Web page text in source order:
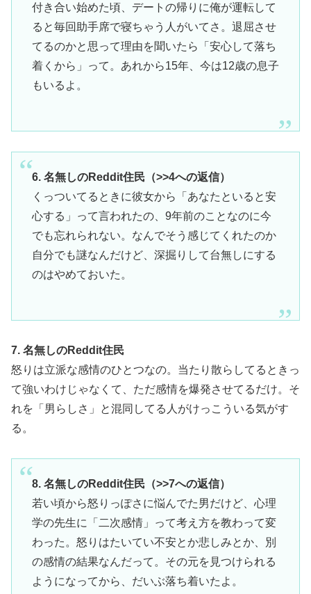
付き合い始めた頃、デートの帰りに俺が運転して
ると毎回助手席で寝ちゃう人がいてさ。退屈させ
てるのかと思って理由を聞いたら「安心して落ち
着くから」って。あれから15年、今は12歳の息子
もいるよ。
6. 名無しのReddit住民（>>4への返信）
くっついてるときに彼女から「あなたといると安
心する」って言われたの、9年前のことなのに今
でも忘れられない。なんでそう感じてくれたのか
自分でも謎なんだけど、深掘りして台無しにする
のはやめておいた。
7. 名無しのReddit住民
怒りは立派な感情のひとつなの。当たり散らしてるときっ
て強いわけじゃなくて、ただ感情を爆発させてるだけ。そ
れを「男らしさ」と混同してる人がけっこういる気がす
る。
8. 名無しのReddit住民（>>7への返信）
若い頃から怒りっぽさに悩んでた男だけど、心理
学の先生に「二次感情」って考え方を教わって変
わった。怒りはたいてい不安とか悲しみとか、別
の感情の結果なんだって。その元を見つけられる
ようになってから、だいぶ落ち着いたよ。